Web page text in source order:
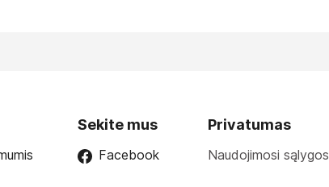
Sekite mus
Facebook
Privatumas
Naudojimosi sąlygos